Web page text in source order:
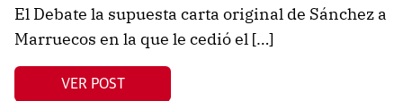
El Debate la supuesta carta original de Sánchez a
Marruecos en la que le cedió el […]
VER POST